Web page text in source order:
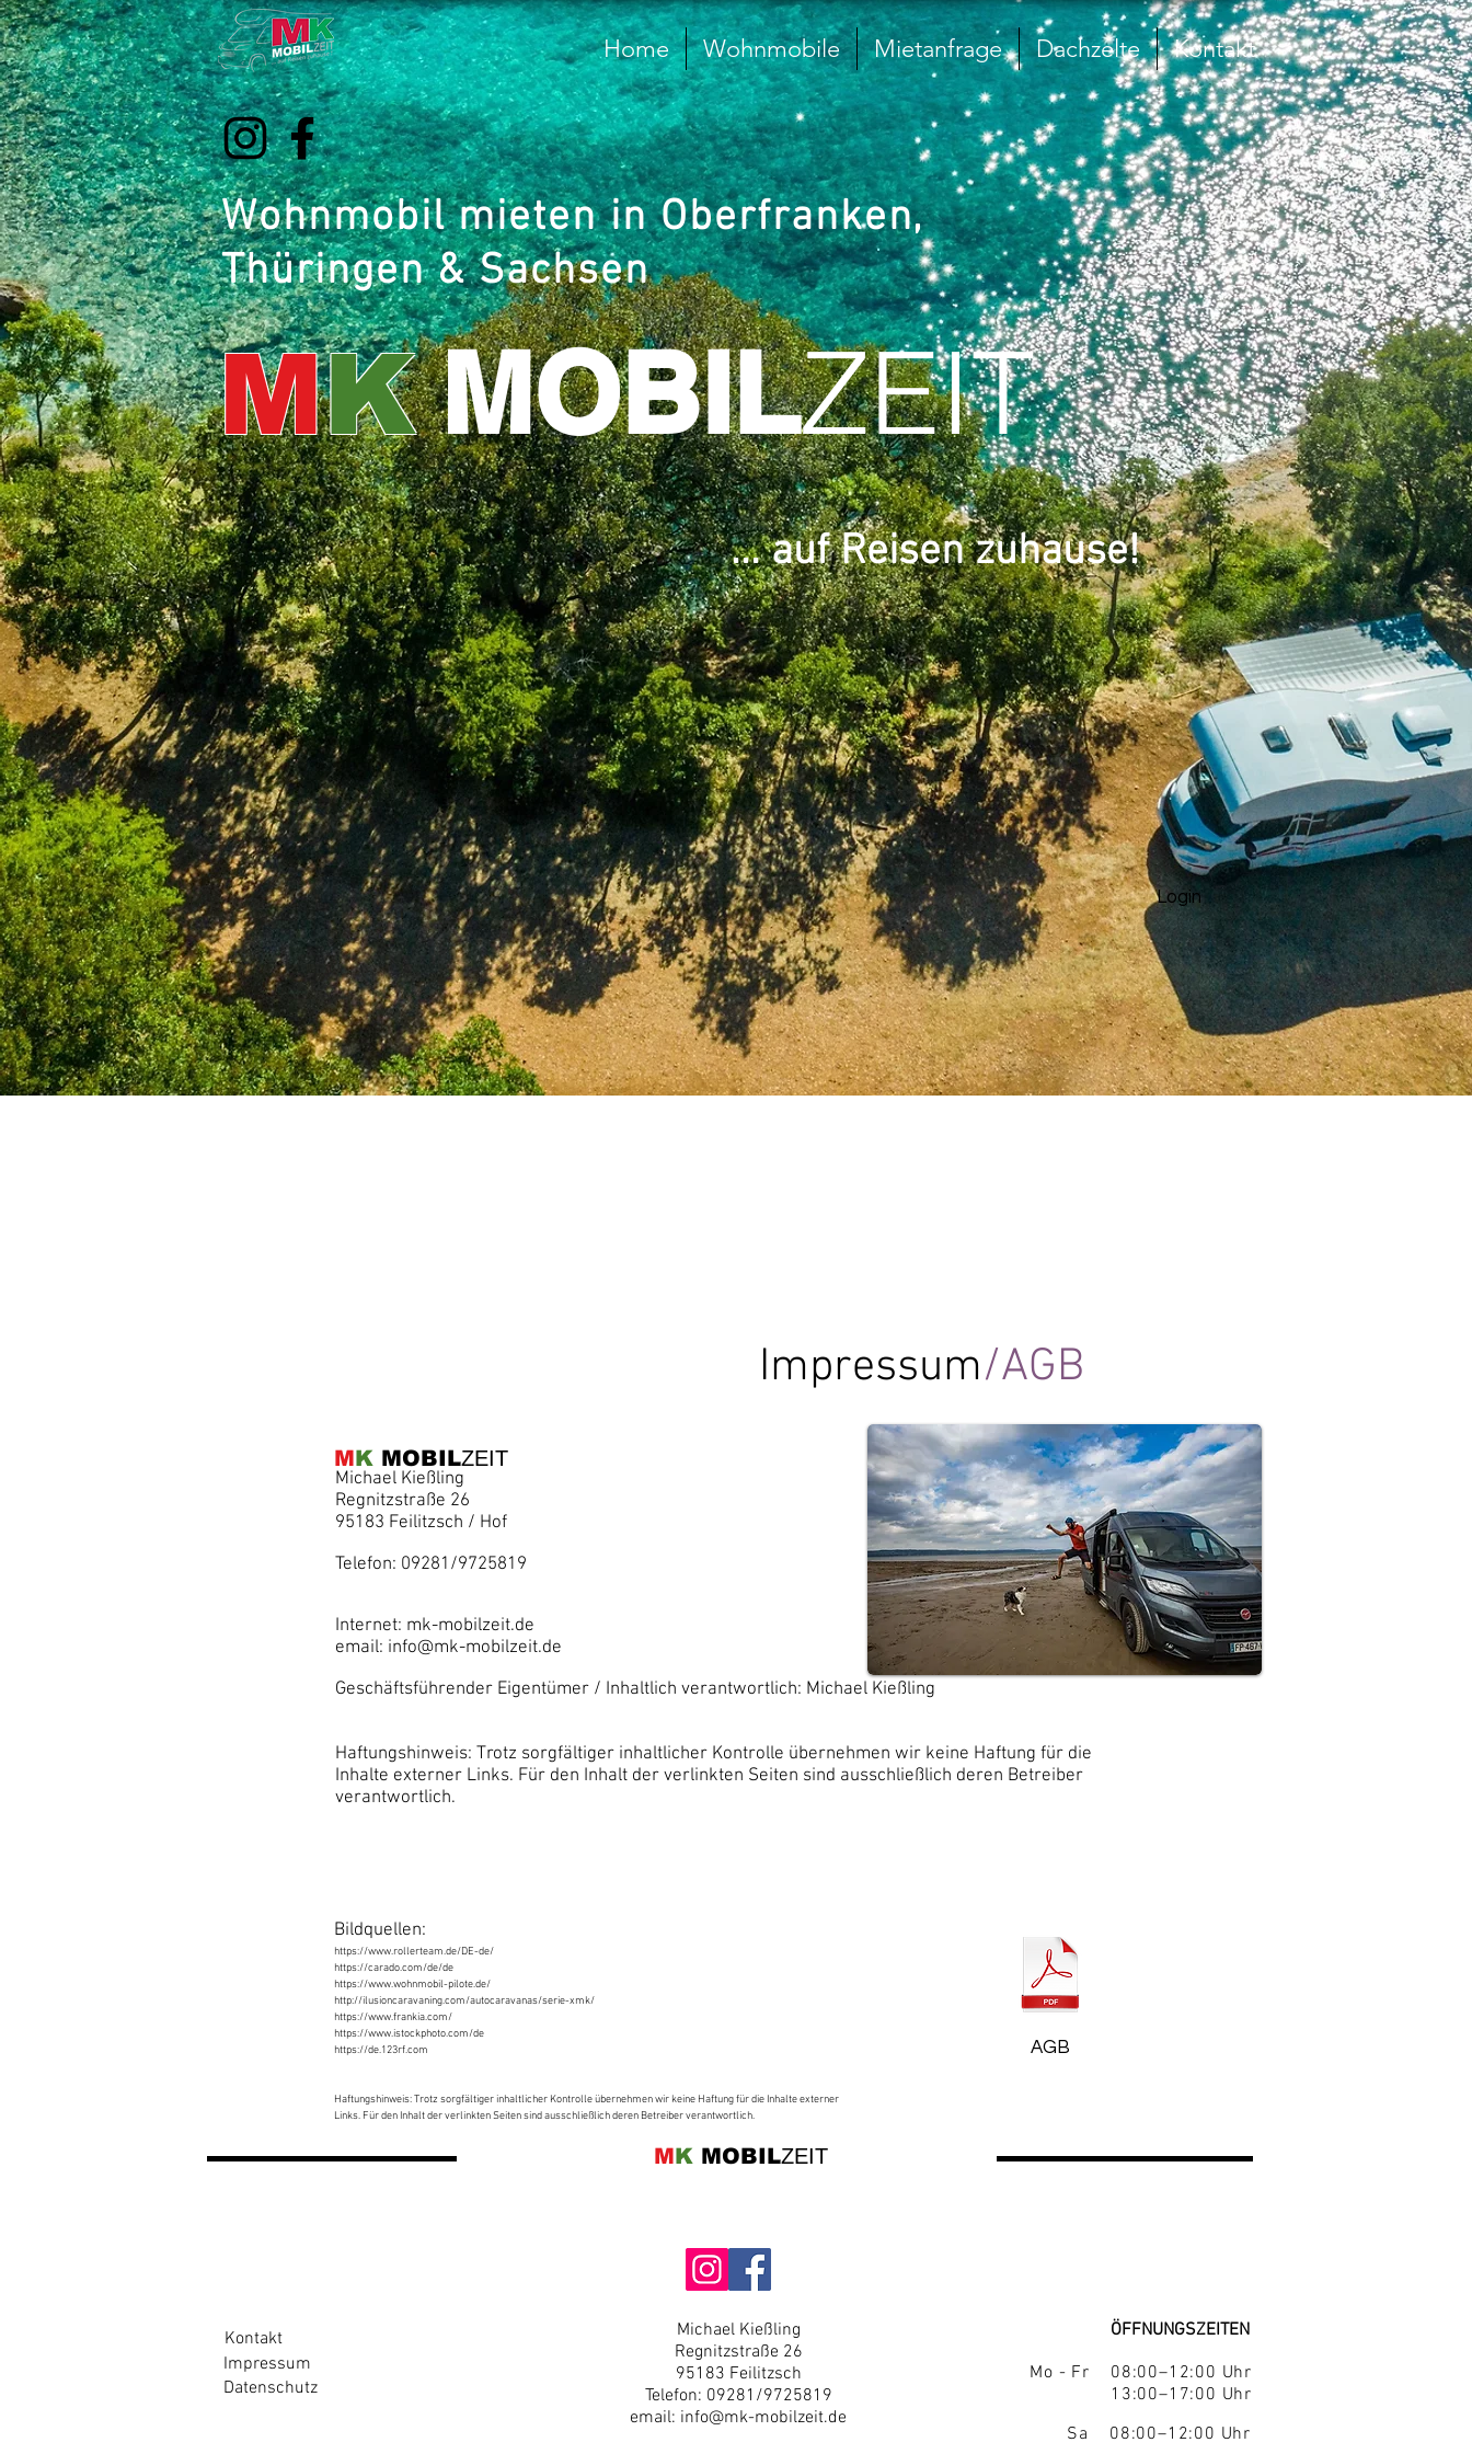
Home Wohnmobile Mietanfrage Dachzelte Kontakt
Login
Impressum/AGB
Michael Kießling
Regnitzstraße 26
95183 Feilitzsch / Hof
Telefon: 09281/9725819
Internet: mk-mobilzeit.de
email: info@mk-mobilzeit.de
Geschäftsführender Eigentümer / Inhaltlich verantwortlich: Michael Kießling
Haftungshinweis: Trotz sorgfältiger inhaltlicher Kontrolle übernehmen wir keine Haftung für die
Inhalte externer Links. Für den Inhalt der verlinkten Seiten sind ausschließlich deren Betreiber
verantwortlich.
MK MOBILZEIT
Bildquellen:
https://www.rollerteam.de/DE-de/
https://carado.com/de/de
https://www.wohnmobil-pilote.de/
http://ilusioncaravaning.com/autocaravanas/serie-xmk/
https://www.frankia.com/
https://www.istockphoto.com/de
https://de.123rf.com
Haftungshinweis: Trotz sorgfältiger inhaltlicher Kontrolle übernehmen wir keine Haftung für die Inhalte externer
Links. Für den Inhalt der verlinkten Seiten sind ausschließlich deren Betreiber verantwortlich.
AGB
Wohnmobil mieten in Oberfranken,
Thüringen & Sachsen
MKMOBILZEIT
... auf Reisen zuhause!
MK MOBILZEIT
Kontakt
Impressum
Datenschutz
Michael Kießling
Regnitzstraße 26
95183 Feilitzsch
Telefon: 09281/9725819
email: info@mk-mobilzeit.de
ÖFFNUNGSZEITEN
Mo - Fr 08:00–12:00 Uhr
13:00–17:00 Uhr
Sa 08:00–12:00 Uhr